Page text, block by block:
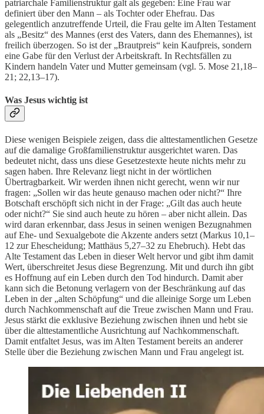
patriarchale Familienstruktur galt als gegeben: Eine Frau war
definiert über den Mann – als Tochter oder Ehefrau. Das
gelegentlich anzutreffende Urteil, die Frau gelte im Alten Testament
als „Besitz“ des Mannes (erst des Vaters, dann des Ehemannes), ist
freilich überzogen. So ist der „Brautpreis“ kein Kaufpreis, sondern
eine Gabe für den Verlust der Arbeitskraft. In Rechtsfällen zu
Kindern handeln Vater und Mutter gemeinsam (vgl. 5. Mose 21,18–
21; 22,13–17).
Was Jesus wichtig ist
Diese wenigen Beispiele zeigen, dass die alttestamentlichen Gesetze
auf die damalige Großfamilienstruktur ausgerichtet waren. Das
bedeutet nicht, dass uns diese Gesetzestexte heute nichts mehr zu
sagen haben. Ihre Relevanz liegt nicht in der wörtlichen
Übertragbarkeit. Wir werden ihnen nicht gerecht, wenn wir nur
fragen: „Sollen wir das heute genauso machen oder nicht?“ Ihre
Botschaft erschöpft sich nicht in der Frage: „Gilt das auch heute
oder nicht?“ Sie sind auch heute zu hören – aber nicht allein. Das
wird daran erkennbar, dass Jesus in seinen wenigen Bezugnahmen
auf Ehe- und Sexualgebote die Akzente anders setzt (Markus 10,1–
12 zur Ehescheidung; Matthäus 5,27–32 zu Ehebruch). Hebt das
Alte Testament das Leben in dieser Welt hervor und gibt ihm damit
Wert, überschreitet Jesus diese Begrenzung. Mit und durch ihn gibt
es Hoffnung auf ein Leben durch den Tod hindurch. Damit aber
kann sich die Betonung verlagern von der Beschränkung auf das
Leben in der „alten Schöpfung“ und die alleinige Sorge um Leben
durch Nachkommenschaft auf die Treue zwischen Mann und Frau.
Jesus stärkt die exklusive Beziehung zwischen ihnen und hebt sie
über die alttestamentliche Ausrichtung auf Nachkommenschaft.
Damit entfaltet Jesus, was im Alten Testament bereits an anderer
Stelle über die Beziehung zwischen Mann und Frau angelegt ist.